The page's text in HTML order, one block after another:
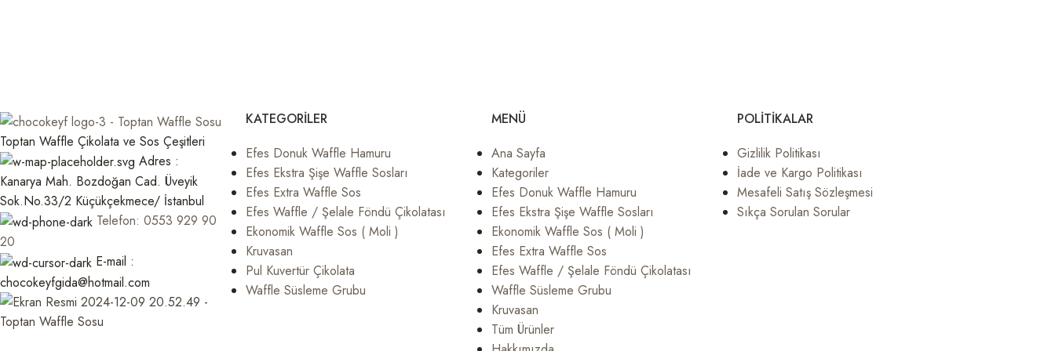
Toptan Waffle Çikolata ve Sos Çeşitleri
Adres :
Kanarya Mah. Bozdoğan Cad. Üveyik
Sok.No.33/2 Küçükçekmece/ İstanbul
Telefon: 0553 929 90
20
E-mail :
chocokeyfgida@hotmail.com
KATEGORILER
Efes Donuk Waffle Hamuru
Efes Ekstra Şişe Waffle Sosları
Efes Extra Waffle Sos
Efes Waffle / Şelale Föndü Çikolatası
Ekonomik Waffle Sos ( Moli )
Kruvasan
Pul Kuvertür Çikolata
Waffle Süsleme Grubu
MENÜ
Ana Sayfa
Kategoriler
Efes Donuk Waffle Hamuru
Efes Ekstra Şişe Waffle Sosları
Ekonomik Waffle Sos ( Moli )
Efes Extra Waffle Sos
Efes Waffle / Şelale Föndü Çikolatası
Waffle Süsleme Grubu
Kruvasan
Tüm Ürünler
POLITIKALAR
Gizlilik Politikası
İade ve Kargo Politikası
Mesafeli Satış Sözleşmesi
Sıkça Sorulan Sorular